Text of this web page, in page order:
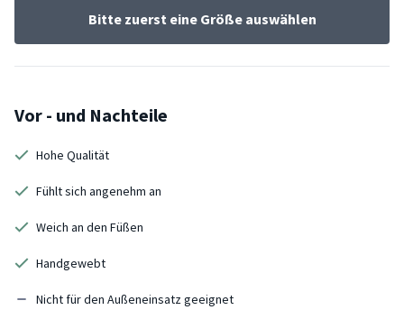
Bitte zuerst eine Größe auswählen
Vor - und Nachteile
Hohe Qualität
Fühlt sich angenehm an
Weich an den Füßen
Handgewebt
Nicht für den Außeneinsatz geeignet